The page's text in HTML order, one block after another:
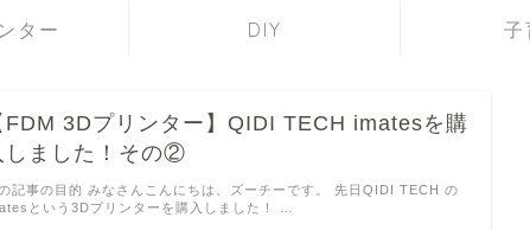
ター DIY 子
FDM 3Dプリンター】QIDI TECH imatesを購
しました！その②
記事の目的 みなさんこんにちは、ズーチーです。 先日QIDI TECH の
という3Dプリンターを購入しました！ …